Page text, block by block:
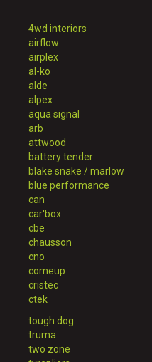
4wd interiors
airflow
airplex
al-ko
alde
alpex
aqua signal
arb
attwood
battery tender
blake snake / marlow
blue performance
can
car'box
cbe
chausson
cno
comeup
cristec
ctek
tough dog
truma
two zone